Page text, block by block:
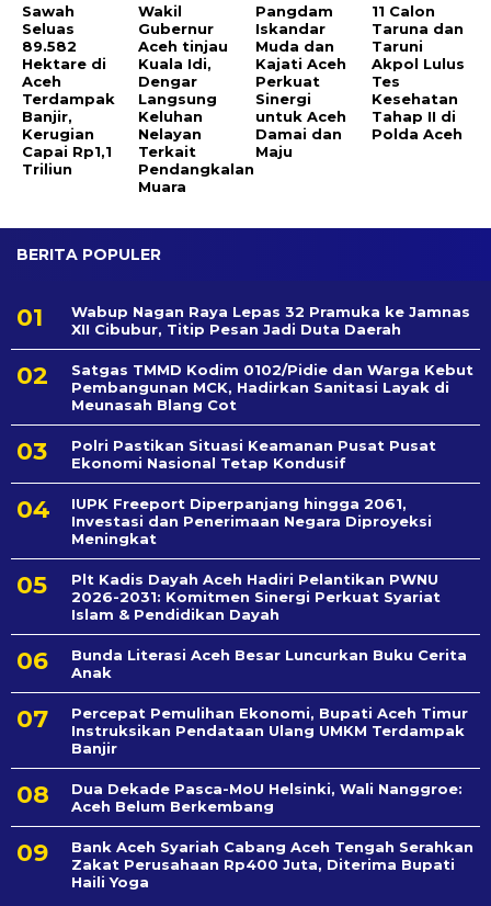
Sawah
Seluas
89.582
Hektare di
Aceh
Terdampak
Banjir,
Kerugian
Capai Rp1,1
Triliun
Wakil
Gubernur
Aceh tinjau
Kuala Idi,
Dengar
Langsung
Keluhan
Nelayan
Terkait
Pendangkalan
Muara
Pangdam
Iskandar
Muda dan
Kajati Aceh
Perkuat
Sinergi
untuk Aceh
Damai dan
Maju
11 Calon
Taruna dan
Taruni
Akpol Lulus
Tes
Kesehatan
Tahap II di
Polda Aceh
BERITA POPULER
Wabup Nagan Raya Lepas 32 Pramuka ke Jamnas
XII Cibubur, Titip Pesan Jadi Duta Daerah
Satgas TMMD Kodim 0102/Pidie dan Warga Kebut
Pembangunan MCK, Hadirkan Sanitasi Layak di
Meunasah Blang Cot
Polri Pastikan Situasi Keamanan Pusat Pusat
Ekonomi Nasional Tetap Kondusif
IUPK Freeport Diperpanjang hingga 2061,
Investasi dan Penerimaan Negara Diproyeksi
Meningkat
Plt Kadis Dayah Aceh Hadiri Pelantikan PWNU
2026-2031: Komitmen Sinergi Perkuat Syariat
Islam & Pendidikan Dayah
Bunda Literasi Aceh Besar Luncurkan Buku Cerita
Anak
Percepat Pemulihan Ekonomi, Bupati Aceh Timur
Instruksikan Pendataan Ulang UMKM Terdampak
Banjir
Dua Dekade Pasca-MoU Helsinki, Wali Nanggroe:
Aceh Belum Berkembang
Bank Aceh Syariah Cabang Aceh Tengah Serahkan
Zakat Perusahaan Rp400 Juta, Diterima Bupati
Haili Yoga